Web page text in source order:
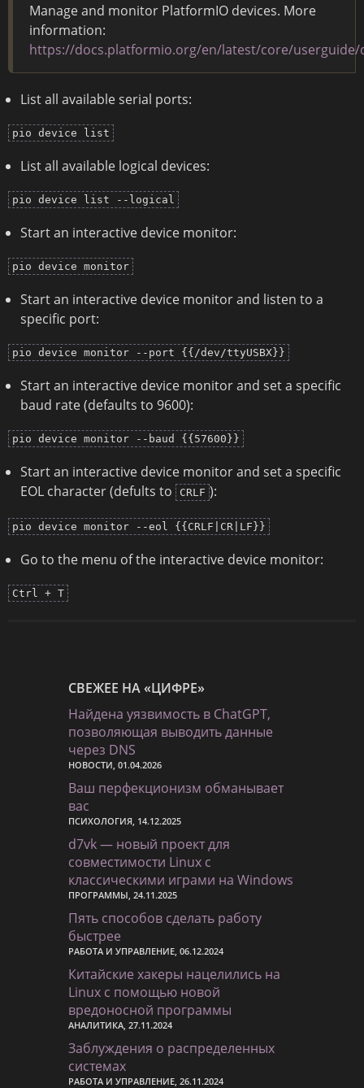
Manage and monitor PlatformIO devices. More
information:
https://docs.platformio.org/en/latest/core/userguide/
List all available serial ports:
pio device list
List all available logical devices:
pio device list --logical
Start an interactive device monitor:
pio device monitor
Start an interactive device monitor and listen to a
specific port:
pio device monitor --port {{/dev/ttyUSBX}}
Start an interactive device monitor and set a specific
baud rate (defaults to 9600):
pio device monitor --baud {{57600}}
Start an interactive device monitor and set a specific
EOL character (defults to
CRLF ):
pio device monitor --eol {{CRLF|CR|LF}}
Go to the menu of the interactive device monitor:
Ctrl + T
СВЕЖЕЕ НА «ЦИФРЕ»
Найдена уязвимость в ChatGPT,
позволяющая выводить данные
через DNS
НОВОСТИ, 01.04.2026
Ваш перфекционизм обманывает
вас
ПСИХОЛОГИЯ, 14.12.2025
d7vk — новый проект для
совместимости Linux с
классическими играми на Windows
ПРОГРАММЫ, 24.11.2025
Пять способов сделать работу
быстрее
РАБОТА И УПРАВЛЕНИЕ, 06.12.2024
Китайские хакеры нацелились на
Linux с помощью новой
вредоносной программы
АНАЛИТИКА, 27.11.2024
Заблуждения о распределенных
системах
РАБОТА И УПРАВЛЕНИЕ, 26.11.2024